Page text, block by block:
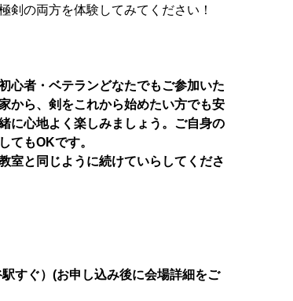
剣の両方を体験してみてください！
心者・ベテランどなたでもご参加いた
から、剣をこれから始めたい方でも安
に心地よく楽しみましょう。ご自身の
てもOKです。
室と同じように続けていらしてくださ
すぐ）(お申し込み後に会場詳細をご